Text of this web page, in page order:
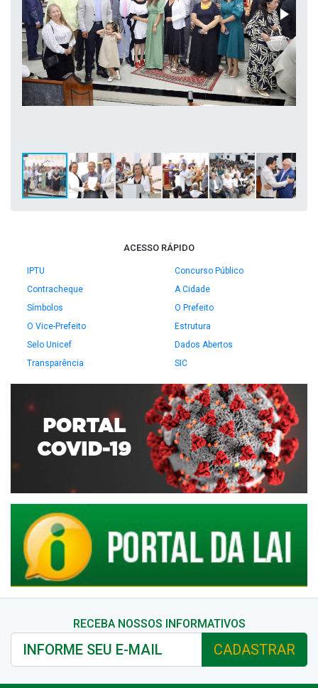
ACESSO RÁPIDO
IPTU
Concurso Público
Contracheque
A Cidade
Símbolos
O Prefeito
O Vice-Prefeito
Estrutura
Selo Unicef
Dados Abertos
Transparência
SIC
RECEBA NOSSOS INFORMATIVOS
CADASTRAR